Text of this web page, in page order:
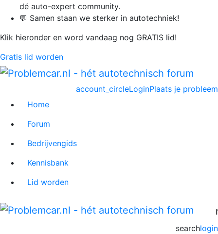
dé auto-expert community.
💬 Samen staan we sterker in autotechniek!
Klik hieronder en word vandaag nog GRATIS lid!
Gratis lid worden
Plaats je probleem
account_circleLogin
Home
Forum
Bedrijvengids
Kennisbank
Lid worden
login
search